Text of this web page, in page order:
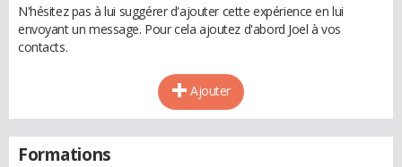
N'hésitez pas à lui suggérer d'ajouter cette expérience en lui
envoyant un message. Pour cela ajoutez d'abord Joel à vos
contacts.
Ajouter
Formations